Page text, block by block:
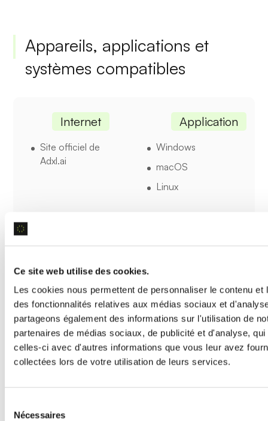
Ce site web utilise des cookies.
Les cookies nous permettent de personnaliser le contenu et
des fonctionnalités relatives aux médias sociaux et
partageons également des informations sur l'utilisation de
partenaires de médias sociaux, de publicité et d'analyse,
celles-ci avec d'autres informations que vous leur avez
collectées lors de votre utilisation de leurs services.
Nécessaires
Appareils, applications et
systèmes compatibles
Internet
Site officiel de
Adxl.ai
Application
Windows
macOS
Linux
iOS
Tableau des prix
Cette section compare de manière concise les